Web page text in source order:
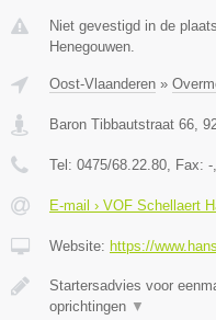
Niet gevestigd in de
Henegouwen.
Oost-Vlaanderen »
Baron Tibbautstraat 66
Tel: 0475/68.22.80 , Fax: -
E-mail › VOF Schellaert
Website: https://
Startersadvies voor
oprichtingen ▼